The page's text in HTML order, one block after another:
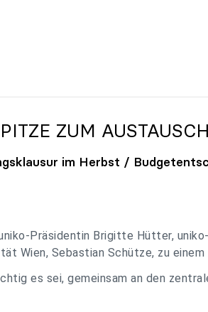
ZUM AUSTAUSCH
im Herbst /
Präsidentin Brigitte Hütter, uniko-
Wien, Sebastian Schütze, zu einem
es sei, gemeinsam an den